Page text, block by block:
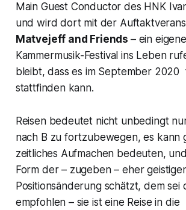
Main Guest Conductor des HNK
und wird dort mit der
Matvejeff and Friends – ein
Kammermusik-Festival ins Leben
bleibt, dass es im September 2020
stattfinden kann.
Reisen bedeutet nicht unbedingt
nach B zu fortzubewegen, es kann
zeitliches Aufmachen bedeuten,
Form der – zugeben – eher
Positionsänderung schätzt, dem sei
empfohlen – sie ist eine Reise in die